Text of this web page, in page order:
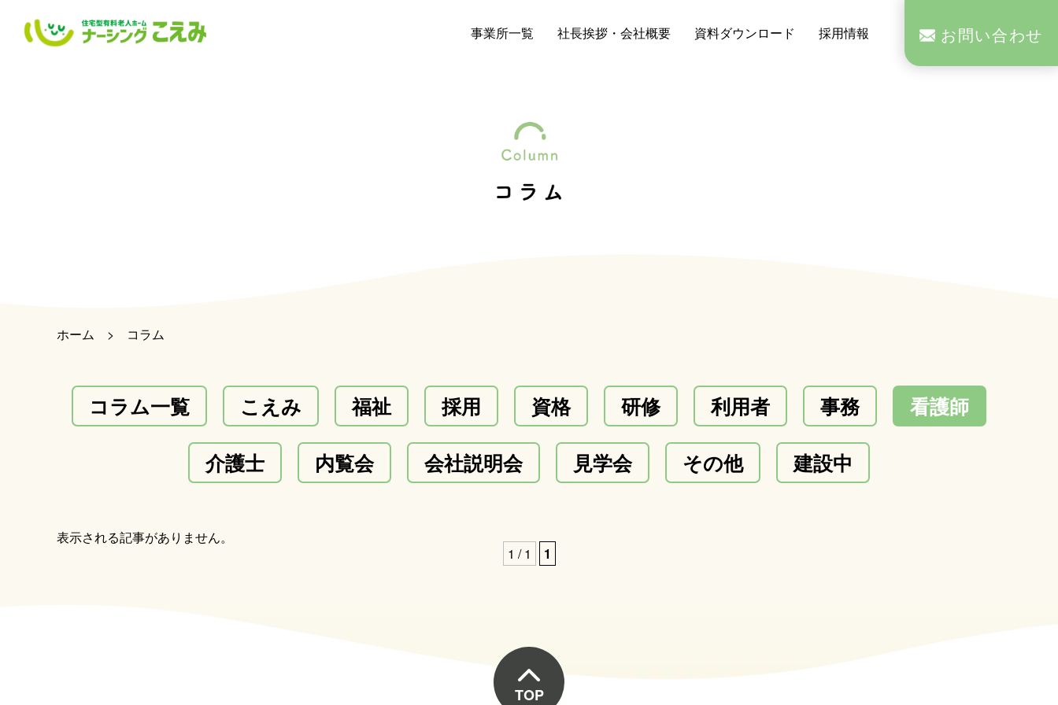
事業所一覧 社長挨拶・会社概要 資料ダウンロード 採用情報 お問い合わせ
ホーム > コラム
コラム一覧 こえみ 福祉 採用 資格 研修 利用者 事務
看護師
介護士
内覧会 会社説明会 見学会 その他 建設中
表示される記事がありません。
1 / 1
1
TOP